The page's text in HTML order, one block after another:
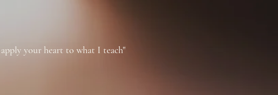
your heart to what I teach"